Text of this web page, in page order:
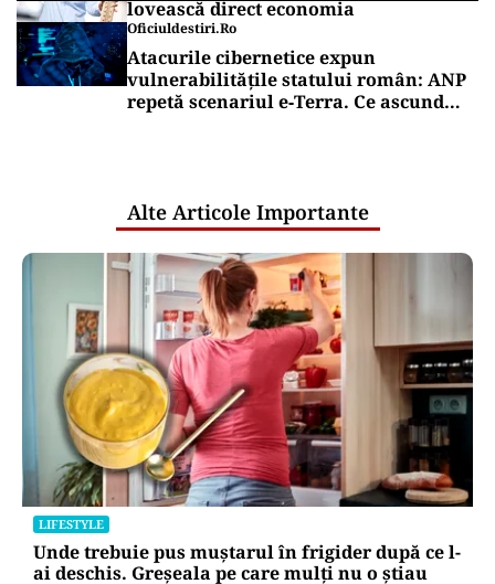
lovească direct economia
Oficiuldestiri.ro
Atacurile cibernetice expun
vulnerabilitățile statului român: ANP
repetă scenariul e‑Terra. Ce ascund
Alte Articole Importante
LIFESTYLE
Unde trebuie pus muștarul în frigider după ce l-
ai deschis. Greșeala pe care mulți nu o știau